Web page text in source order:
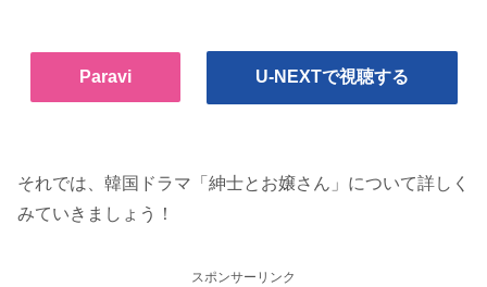
Paravi U-NEXTで視聴する
それでは、韓国ドラマ「紳士とお嬢さん」について詳しく
みていきましょう！
スポンサーリンク